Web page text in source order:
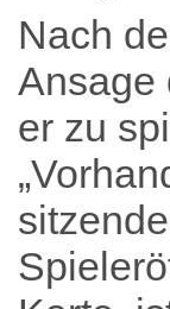
Nach
Ansage
er zu